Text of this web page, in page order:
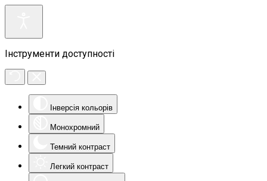
Інструменти доступності
Інверсія кольорів
Монохромний
Темний контраст
Легкий контраст